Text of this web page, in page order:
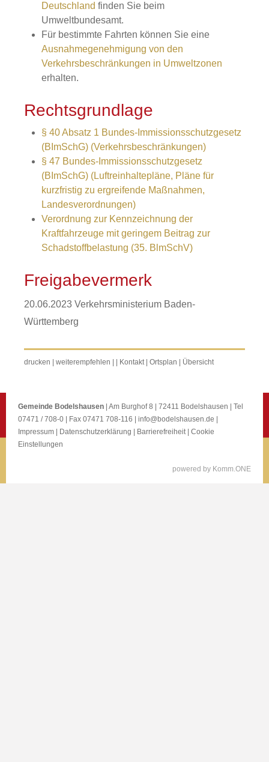
Deutschland finden Sie beim
Umweltbundesamt.
Für bestimmte Fahrten können Sie eine
Ausnahmegenehmigung von den
Verkehrsbeschränkungen in Umweltzonen
erhalten.
Rechtsgrundlage
§ 40 Absatz 1 Bundes-Immissionsschutzgesetz
(BImSchG) (Verkehrsbeschränkungen)
§ 47 Bundes-Immissionsschutzgesetz
(BImSchG) (Luftreinhaltepläne, Pläne für
kurzfristig zu ergreifende Maßnahmen,
Landesverordnungen)
Verordnung zur Kennzeichnung der
Kraftfahrzeuge mit geringem Beitrag zur
Schadstoffbelastung (35. BlmSchV)
Freigabevermerk
20.06.2023 Verkehrsministerium Baden-
Württemberg
drucken weiterempfehlen Kontakt| Ortsplan Übersicht
Gemeinde Bodelshausen | Am Burghof 8 | 72411 Bodelshausen | Tel
07471 / 708-0 | Fax 07471 708-116 | info@bodelshausen.de
Impressum
Datenschutzerklärung Barrierefreiheit| Cookie
Einstellungen
powered by Komm.ONE